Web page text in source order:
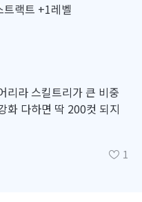
트랙트 +1레벨
리라 스킬트리가 큰 비중
화 다하면 딱 200컷 되지
1